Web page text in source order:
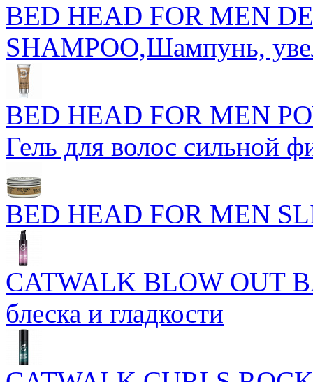
BED HEAD FOR MEN
SHAMPOO,Шампунь,
BED HEAD FOR MEN
Гель для волос сильной
BED HEAD FOR MEN
CATWALK BLOW OUT
блеска и гладкости